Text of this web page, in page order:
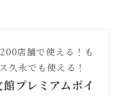
店舗で使える！も
久永でも使える！
プレミアムポイ